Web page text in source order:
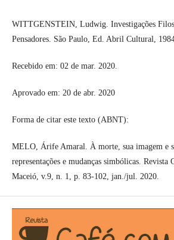
WITTGENSTEIN, Ludwig. Investigações
Pensadores. São Paulo, Ed. Abril Cultural,
Recebido em: 02 de mar. 2020.
Aprovado em: 20 de abr. 2020
Forma de citar este texto (ABNT):
MELO, Árife Amaral. À morte, sua imagem e
representações e mudanças simbólicas. Revista
Maceió, v.9, n. 1, p. 83-102, jan./jul. 2020.